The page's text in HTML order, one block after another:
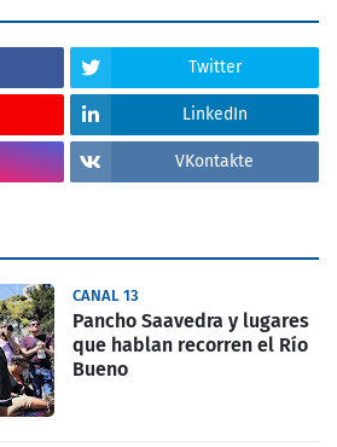
Twitter
LinkedIn
VKontakte
CANAL 13
Pancho Saavedra y lugares
que hablan recorren el Río
Bueno